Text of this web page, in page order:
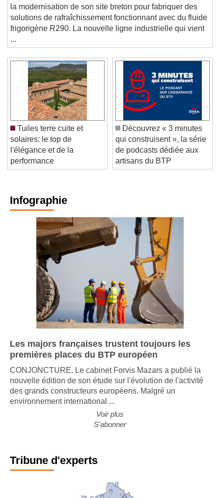
la modernisation de son site breton pour fabriquer des
solutions de rafraîchissement fonctionnant avec du fluide
frigorigène R290. La nouvelle ligne industrielle qui vient
...
Tuiles terre cuite et
solaires: le top de
l'élégance et de la
performance
Découvrez « 3 minutes
qui construisent », la série
de podcasts dédiée aux
artisans du BTP
Infographie
Les majors françaises trustent toujours les
premières places du BTP européen
CONJONCTURE. Le cabinet Forvis Mazars a publié la
nouvelle édition de son étude sur l'évolution de l'activité
des grands constructeurs européens. Malgré un
environnement international ...
Voir plus
S'abonner
Tribune d'experts